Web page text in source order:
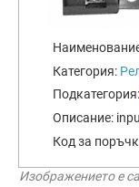
Категория:
Подкатегория:
Описание:
Код за
Изображението е